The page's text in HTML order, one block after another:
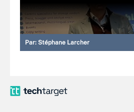
Par: Stéphane Larcher